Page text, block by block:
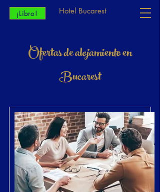
Hotel Bucarest
¡Libro!
Ofertas de alojamiento en
Bucarest